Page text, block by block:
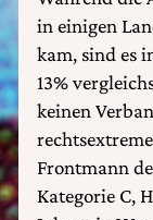
in einigen
kam, sind es
13%
keinen
Frontmann
Kategorie C,